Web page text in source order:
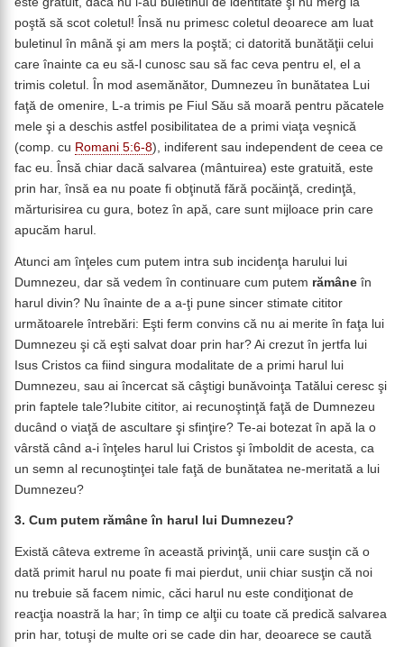
poştă să scot coletul! Însă nu primesc coletul deoarece am luat
buletinul în mână şi am mers la poştă; ci datorită bunătăţii celui
care înainte ca eu să-l cunosc sau să fac ceva pentru el, el a
trimis coletul. În mod asemănător, Dumnezeu în bunătatea Lui
faţă de omenire, L-a trimis pe Fiul Său să moară pentru păcatele
mele şi a deschis astfel posibilitatea de a primi viaţa veşnică
(comp. cu Romani 5:6-8), indiferent sau independent de ceea ce
fac eu. Însă chiar dacă salvarea (mântuirea) este gratuită, este
prin har, însă ea nu poate fi obţinută fără pocăinţă, credinţă,
mărturisirea cu gura, botez în apă, care sunt mijloace prin care
apucăm harul.
Atunci am înţeles cum putem intra sub incidenţa harului lui
Dumnezeu, dar să vedem în continuare cum putem rămâne în
harul divin? Nu înainte de a a-ţi pune sincer stimate cititor
următoarele întrebări: Eşti ferm convins că nu ai merite în faţa lui
Dumnezeu şi că eşti salvat doar prin har? Ai crezut în jertfa lui
Isus Cristos ca fiind singura modalitate de a primi harul lui
Dumnezeu, sau ai încercat să câştigi bunăvoinţa Tatălui ceresc şi
prin faptele tale?Iubite cititor, ai recunoştinţă faţă de Dumnezeu
ducând o viaţă de ascultare şi sfinţire? Te-ai botezat în apă la o
vârstă când a-i înţeles harul lui Cristos şi îmboldit de acesta, ca
un semn al recunoştinţei tale faţă de bunătatea ne-meritată a lui
Dumnezeu?
3. Cum putem rămâne în harul lui Dumnezeu?
Există câteva extreme în această privinţă, unii care susţin că o
dată primit harul nu poate fi mai pierdut, unii chiar susţin că noi
nu trebuie să facem nimic, căci harul nu este condiţionat de
reacţia noastră la har; în timp ce alţii cu toate că predică salvarea
prin har, totuşi de multe ori se cade din har, deoarece se caută